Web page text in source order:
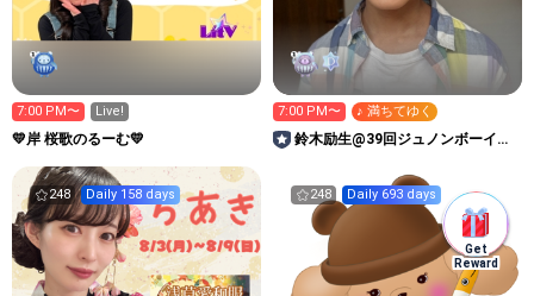
Get
Reward
7:00 PM〜 Live!
💛岸 桜歌のるーむ💛
7:00 PM〜 ♪ 満ちてゆく
鈴木励生@39回ジュノンボーイ挑
248 Daily 158 days 248 Daily 693 days